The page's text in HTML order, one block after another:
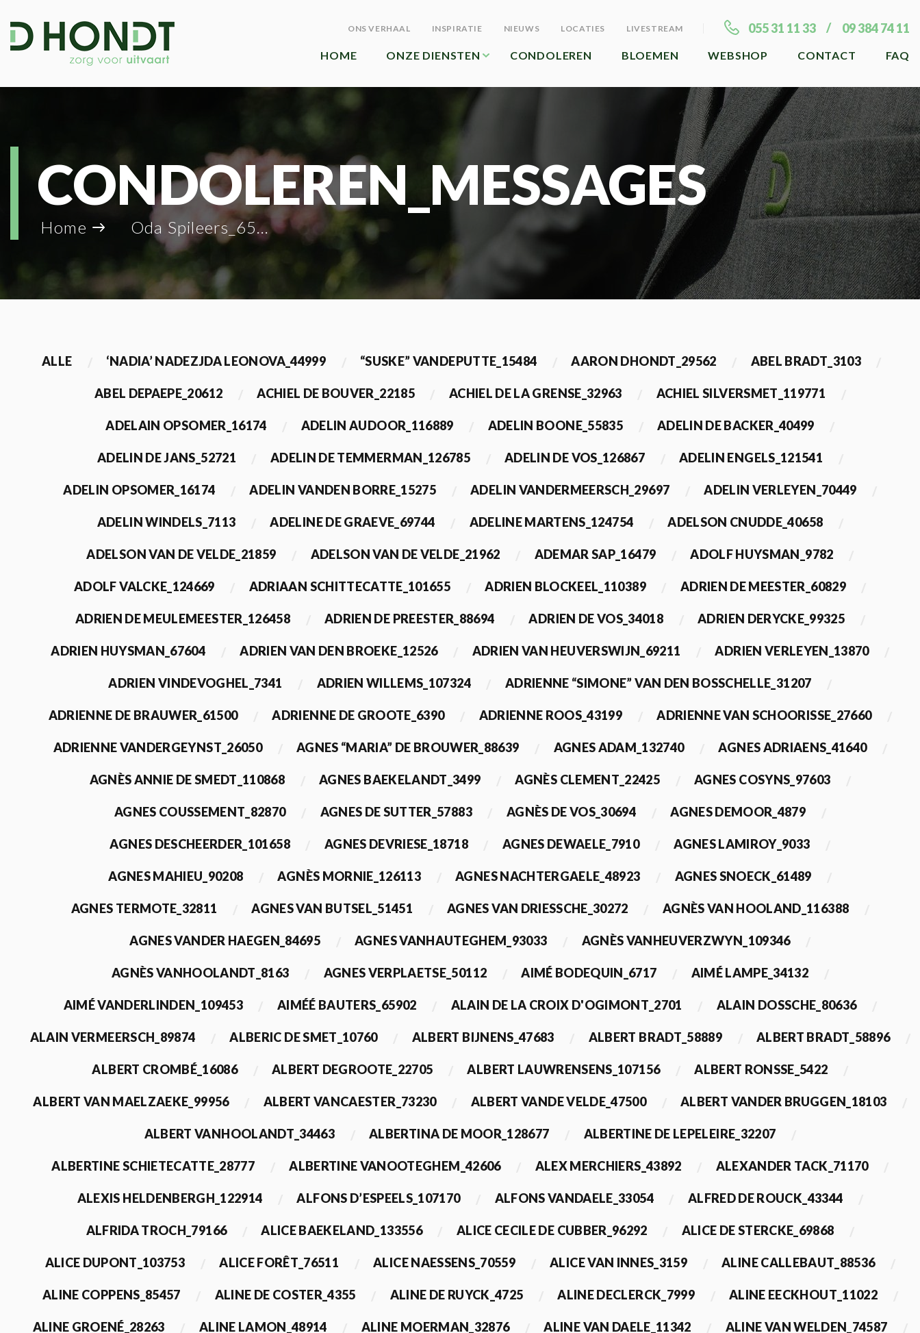
ONS VERHAAL INSPIRATIE NIEUWS LOCATIES LIVESTREAM 055 31 11 33 09 384 74 11
HOME ONZE DIENSTEN CONDOLEREN BLOEMEN WEBSHOP CONTACT FAQ
CONDOLEREN_MESSAGES
Home Oda Spileers_6521
ALLE ‘NADIA’ NADEZJDA LEONOVA_44999 “SUSKE” VANDEPUTTE_15484 AARON DHONDT_29562 ABEL BRADT_3103
ABEL DEPAEPE_20612 ACHIEL DE BOUVER_22185 ACHIEL DE LA GRENSE_32963 ACHIEL SILVERSMET_119771
ADELAIN OPSOMER_16174 ADELIN AUDOOR_116889 ADELIN BOONE_55835 ADELIN DE BACKER_40499
ADELIN DE JANS_52721 ADELIN DE TEMMERMAN_126785 ADELIN DE VOS_126867 ADELIN ENGELS_121541
ADELIN OPSOMER_16174 ADELIN VANDEN BORRE_15275 ADELIN VANDERMEERSCH_29697 ADELIN VERLEYEN_70449
ADELIN WINDELS_7113 ADELINE DE GRAEVE_69744 ADELINE MARTENS_124754 ADELSON CNUDDE_40658
ADELSON VAN DE VELDE_21859 ADELSON VAN DE VELDE_21962 ADEMAR SAP_16479 ADOLF HUYSMAN_9782
ADOLF VALCKE_124669 ADRIAAN SCHITTECATTE_101655 ADRIEN BLOCKEEL_110389 ADRIEN DE MEESTER_60829
ADRIEN DE MEULEMEESTER_126458 ADRIEN DE PREESTER_88694 ADRIEN DE VOS_34018 ADRIEN DERYCKE_99325
ADRIEN HUYSMAN_67604 ADRIEN VAN DEN BROEKE_12526 ADRIEN VAN HEUVERSWIJN_69211 ADRIEN VERLEYEN_13870
ADRIEN VINDEVOGHEL_7341 ADRIEN WILLEMS_107324 ADRIENNE “SIMONE” VAN DEN BOSSCHELLE_31207
ADRIENNE DE BRAUWER_61500 ADRIENNE DE GROOTE_6390 ADRIENNE ROOS_43199 ADRIENNE VAN SCHOORISSE_27660
ADRIENNE VANDERGEYNST_26050 AGNES “MARIA” DE BROUWER_88639 AGNES ADAM_132740 AGNES ADRIAENS_41640
AGNÈS ANNIE DE SMEDT_110868 AGNES BAEKELANDT_3499 AGNÈS CLEMENT_22425 AGNES COSYNS_97603
AGNES COUSSEMENT_82870 AGNES DE SUTTER_57883 AGNÈS DE VOS_30694 AGNES DEMOOR_4879
AGNES DESCHEERDER_101658 AGNES DEVRIESE_18718 AGNES DEWAELE_7910 AGNES LAMIROY_9033
AGNES MAHIEU_90208 AGNÈS MORNIE_126113 AGNES NACHTERGAELE_48923 AGNES SNOECK_61489
AGNES TERMOTE_32811 AGNES VAN BUTSEL_51451 AGNES VAN DRIESSCHE_30272 AGNÈS VAN HOOLAND_116388
AGNES VANDER HAEGEN_84695 AGNES VANHAUTEGHEM_93033 AGNÈS VANHEUVERZWYN_109346
AGNÈS VANHOOLANDT_8163 AGNES VERPLAETSE_50112 AIMÉ BODEQUIN_6717 AIMÉ LAMPE_34132
AIMÉ VANDERLINDEN_109453 AIMÉÉ BAUTERS_65902 ALAIN DE LA CROIX D'OGIMONT_2701 ALAIN DOSSCHE_80636
ALAIN VERMEERSCH_89874 ALBERIC DE SMET_10760 ALBERT BIJNENS_47683 ALBERT BRADT_58889 ALBERT BRADT_58896
ALBERT CROMBÉ_16086 ALBERT DEGROOTE_22705 ALBERT LAUWRENSENS_107156 ALBERT RONSSE_5422
ALBERT VAN MAELZAEKE_99956 ALBERT VANCAESTER_73230 ALBERT VANDE VELDE_47500 ALBERT VANDER BRUGGEN_18103
ALBERT VANHOOLANDT_34463 ALBERTINA DE MOOR_128677 ALBERTINE DE LEPELEIRE_32207
ALBERTINE SCHIETECATTE_28777 ALBERTINE VANOOTEGHEM_42606 ALEX MERCHIERS_43892 ALEXANDER TACK_71170
ALEXIS HELDENBERGH_122914 ALFONS D’ESPEELS_107170 ALFONS VANDAELE_33054 ALFRED DE ROUCK_43344
ALFRIDA TROCH_79166 ALICE BAEKELAND_133556 ALICE CECILE DE CUBBER_96292 ALICE DE STERCKE_69868
ALICE DUPONT_103753 ALICE FORÊT_76511 ALICE NAESSENS_70559 ALICE VAN INNES_3159 ALINE CALLEBAUT_88536
ALINE COPPENS_85457 ALINE DE COSTER_4355 ALINE DE RUYCK_4725 ALINE DECLERCK_7999 ALINE EECKHOUT_11022
ALINE GROENÉ_28263 ALINE LAMON_48914 ALINE MOERMAN_32876 ALINE VAN DAELE_11342 ALINE VAN WELDEN_74587